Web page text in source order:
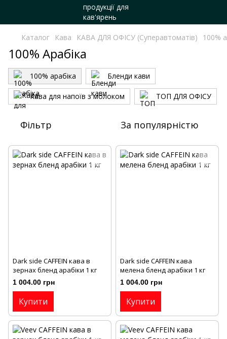
Каталог Кава КАВА ДЛЯ ОФІСУ (Суперавтоматів) 100%
100% Арабіка
100% арабіка Бленди кави
Кава для напоїв з молоком ТОП ДЛЯ ОФІСУ
Фільтр За популярністю
Dark side CAFFEIN кава в
зернах бленд арабіки 1 кг
1 004.00 грн
Купити
Dark side CAFFEIN кава
мелена бленд арабіки 1 кг
1 004.00 грн
Купити